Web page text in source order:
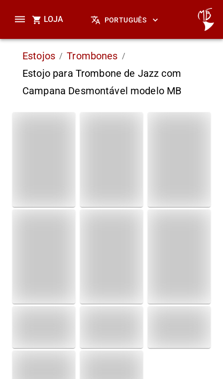
LOJA PORTUGUÊS
Estojos / Trombones /
Estojo para Trombone de Jazz com
Campana Desmontável modelo MB